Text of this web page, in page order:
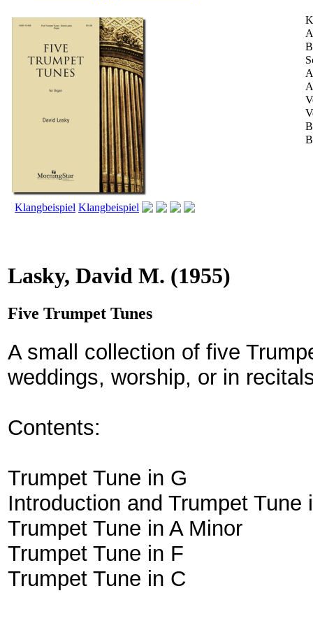
Klangbeispiel Klangbeispiel
Lasky, David M. (1955)
Five Trumpet Tunes
A small collection of five
weddings, worship, or in
Contents:
Trumpet Tune in G
Introduction and Trumpet Tune
Trumpet Tune in A Minor
Trumpet Tune in F
Trumpet Tune in C